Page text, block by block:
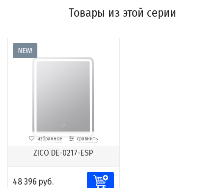
Товары из этой серии
NEW!
избранное сравнить
ZICO DE-0217-ESP
48 396 руб.